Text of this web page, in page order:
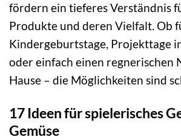
fördern ein tieferes Verständnis
Produkte und deren Vielfalt. Ob
Kindergeburtstage, Projekttage
oder einfach einen regnerischen
Hause – die Möglichkeiten sind
17 Ideen für spielerisches
Gemüse